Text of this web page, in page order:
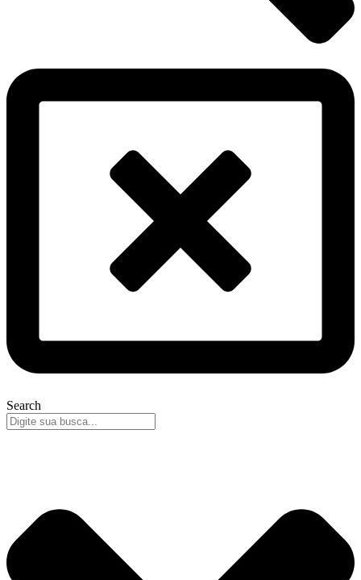
Search